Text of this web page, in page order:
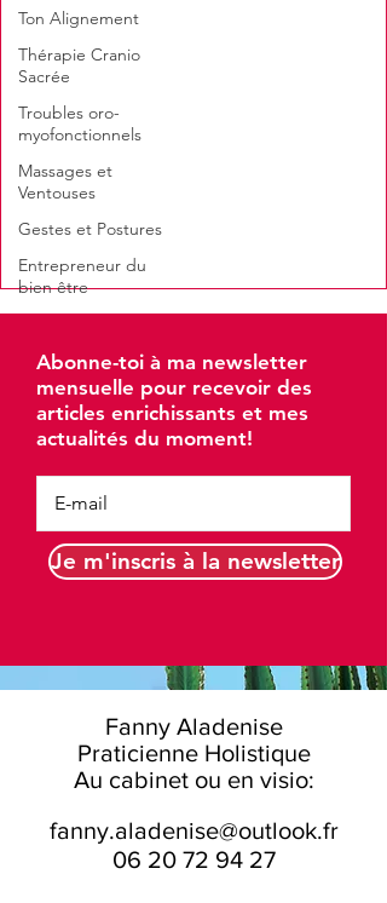
Ton Alignement
Thérapie Cranio
Sacrée
Troubles oro-
myofonctionnels
Massages et
Ventouses
Gestes et Postures
Entrepreneur du
bien être
Abonne-toi à ma newsletter
mensuelle pour recevoir des
articles enrichissants et mes
actualités du moment!
Je m'inscris à la newsletter
Fanny Aladenise
Praticienne Holistique
Au cabinet ou en visio:
fanny.aladenise@outlook.fr
06 20 72 94 27